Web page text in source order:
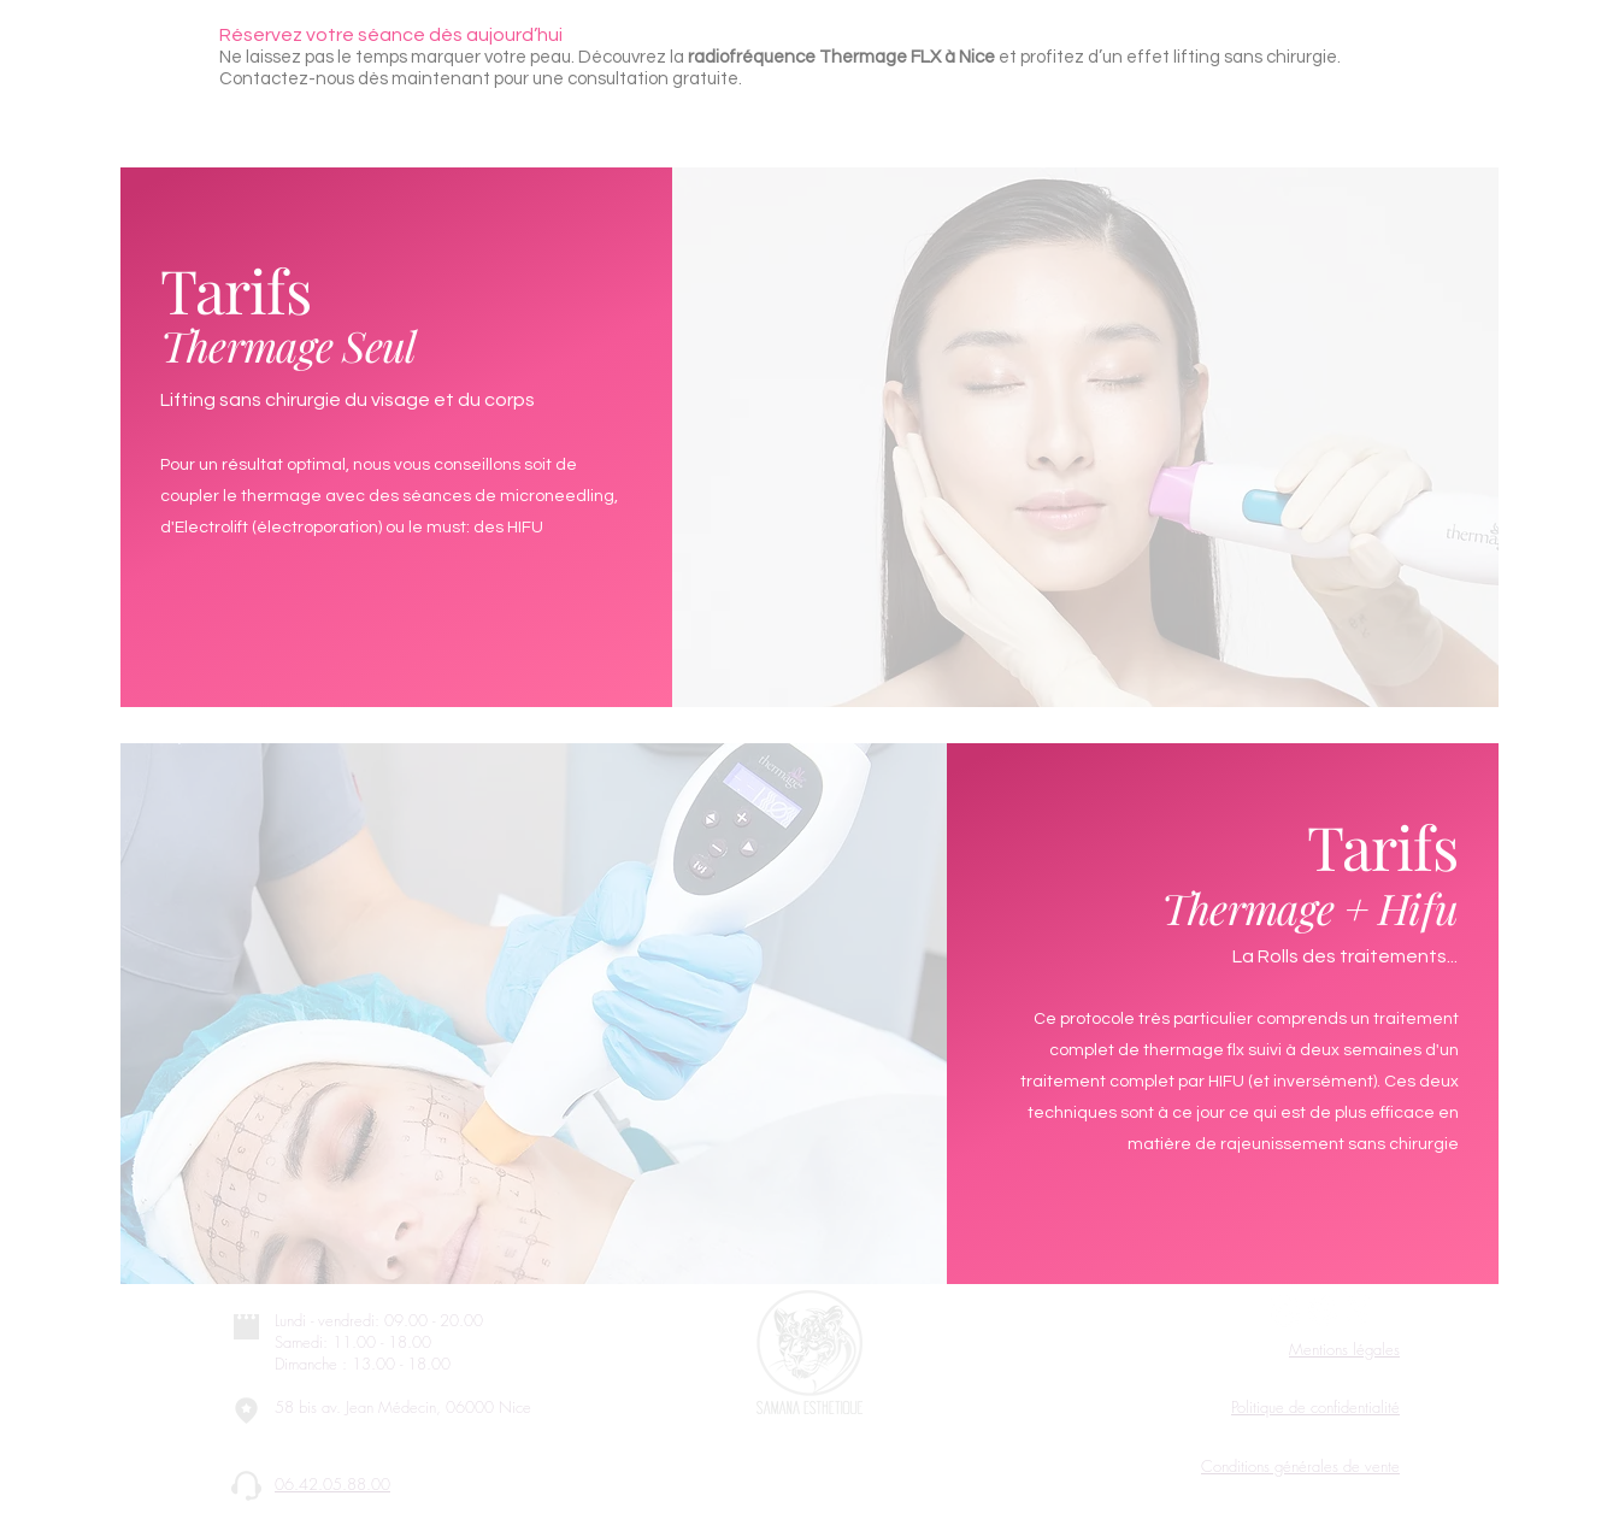
Réservez votre séance dès aujourd’hui
Ne laissez pas le temps marquer votre peau. Découvrez la radiofréquence Thermage FLX à Nice et profitez d’un effet lifting sans chirurgie.
Contactez-nous dès maintenant pour une consultation gratuite.
Tarifs
Thermage Seul
Lifting sans chirurgie du visage et du corps
Pour un résultat optimal, nous vous conseillons soit de
coupler le thermage avec des séances de microneedling,
d'Electrolift (électroporation) ou le must: des HIFU
Tarifs
Thermage + Hifu
La Rolls des traitements...
Ce protocole très particulier comprends un traitement
complet de thermage flx suivi à deux semaines d'un
traitement complet par HIFU (et inversément). Ces deux
techniques sont à ce jour ce qui est de plus efficace en
matière de rajeunissement sans chirurgie
Lundi - vendredi: 09.00 - 20.00
Samedi: 11.00 - 18.00
Dimanche : 13.00 - 18.00
58 bis av. Jean Médecin, 06000 Nice
06.42.05.88.00
Mentions légales
Politique de confidentialité
Conditions générales de vente